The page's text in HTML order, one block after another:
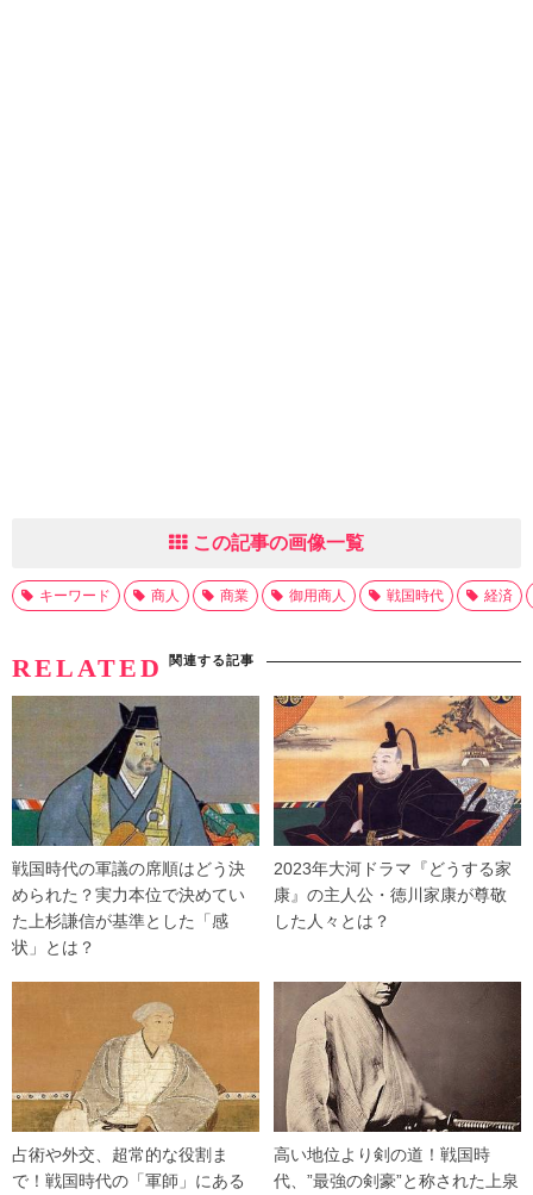
この記事の画像一覧
キーワード 商人 商業 御用商人 戦国時代 経済
RELATED 関連する記事
戦国時代の軍議の席順はどう決
められた？実力本位で決めてい
た上杉謙信が基準とした「感
状」とは？
2023年大河ドラマ『どうする家
康』の主人公・徳川家康が尊敬
した人々とは？
占術や外交、超常的な役割ま
で！戦国時代の「軍師」にある
高い地位より剣の道！戦国時
代、”最強の剣豪”と称された上泉